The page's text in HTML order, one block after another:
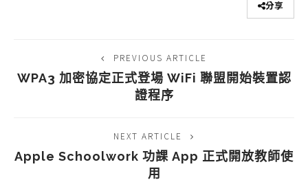
分享
PREVIOUS ARTICLE
WPA3 加密協定正式登場 WiFi 聯盟開始裝置認
證程序
NEXT ARTICLE
Apple Schoolwork 功課 App 正式開放教師使
用